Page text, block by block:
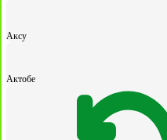
Аксу
Актобе